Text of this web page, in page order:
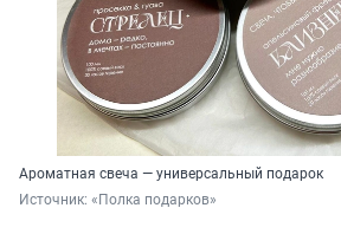
Ароматная свеча — универсальный подарок
Источник: «Полка подарков»